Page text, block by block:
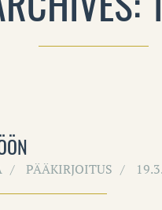
PÄÄKIRJOITUS